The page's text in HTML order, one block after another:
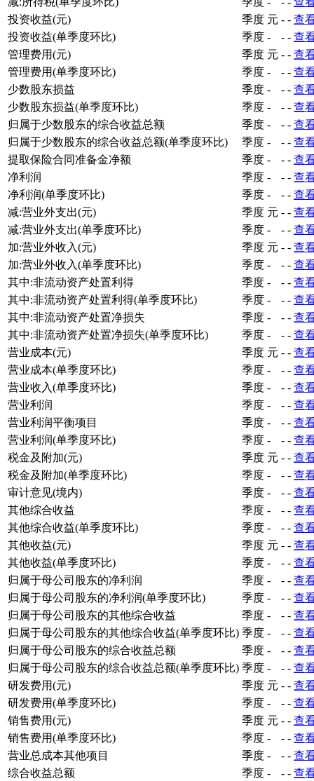
投资收益(元)
季度 元 - - 查
投资收益(单季度环比)
季度 - - - 查
管理费用(元)
季度 元 - - 查
管理费用(单季度环比)
季度 - - - 查
少数股东损益
季度 - - - 查
少数股东损益(单季度环比)
季度 - - - 查
归属于少数股东的综合收益总额
季度 - - - 查
归属于少数股东的综合收益总额(单季度环比)
季度 - - - 查
提取保险合同准备金净额
季度 - - - 查
净利润
季度 - - - 查
净利润(单季度环比)
季度 - - - 查
减:营业外支出(元)
季度 元 - - 查
减:营业外支出(单季度环比)
季度 - - - 查
加:营业外收入(元)
季度 元 - - 查
加:营业外收入(单季度环比)
季度 - - - 查
其中:非流动资产处置利得
季度 - - - 查
其中:非流动资产处置利得(单季度环比)
季度 - - - 查
其中:非流动资产处置净损失
季度 - - - 查
其中:非流动资产处置净损失(单季度环比)
季度 - - - 查
营业成本(元)
季度 元 - - 查
营业成本(单季度环比)
季度 - - - 查
营业收入(单季度环比)
季度 - - - 查
营业利润
季度 - - - 查
营业利润平衡项目
季度 - - - 查
营业利润(单季度环比)
季度 - - - 查
税金及附加(元)
季度 元 - - 查
税金及附加(单季度环比)
季度 - - - 查
审计意见(境内)
季度 - - - 查
其他综合收益
季度 - - - 查
其他综合收益(单季度环比)
季度 - - - 查
其他收益(元)
季度 元 - - 查
其他收益(单季度环比)
季度 - - - 查
归属于母公司股东的净利润
季度 - - - 查
归属于母公司股东的净利润(单季度环比)
季度 - - - 查
归属于母公司股东的其他综合收益
季度 - - - 查
归属于母公司股东的其他综合收益(单季度环比) 季度 - - - 查
归属于母公司股东的综合收益总额
季度 - - - 查
归属于母公司股东的综合收益总额(单季度环比) 季度 - - - 查
研发费用(元)
季度 元 - - 查
研发费用(单季度环比)
季度 - - - 查
销售费用(元)
季度 元 - - 查
销售费用(单季度环比)
季度 - - - 查
营业总成本其他项目
季度 - - - 查
综合收益总额
季度 - - - 查